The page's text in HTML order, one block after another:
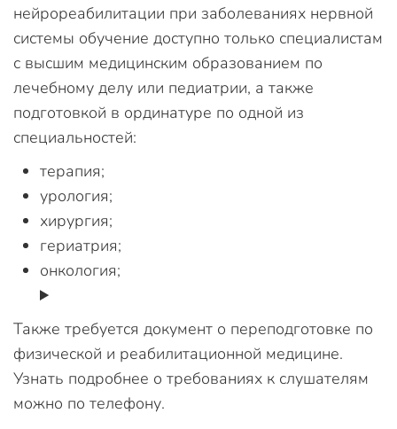
нейрореабилитации при заболеваниях нервной
системы обучение доступно только специалистам
с высшим медицинским образованием по
лечебному делу или педиатрии, а также
подготовкой в ординатуре по одной из
специальностей:
терапия;
урология;
хирургия;
гериатрия;
онкология;
Также требуется документ о переподготовке по
физической и реабилитационной медицине.
Узнать подробнее о требованиях к слушателям
можно по телефону.